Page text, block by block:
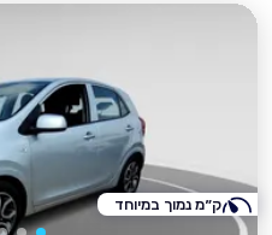
ק״מ נמוך במיוחד